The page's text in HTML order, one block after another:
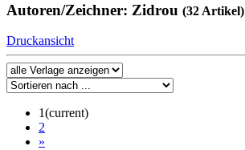
Autoren/Zeichner: Zidrou (32 Artikel)
Druckansicht
1(current)
2
»